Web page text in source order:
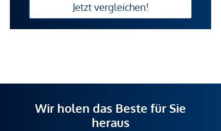
Jetzt vergleichen!
Wir holen das Beste für Sie
heraus